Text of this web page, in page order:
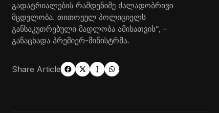
გადატრიალების რამდენიმე ძალადობრივი
მცდელობა. თითოეულ პოლიციელს
განსაკუთრებული მადლობა ამისათვის“, –
განაცხადა პრემიერ-მინისტრმა.
Share Article